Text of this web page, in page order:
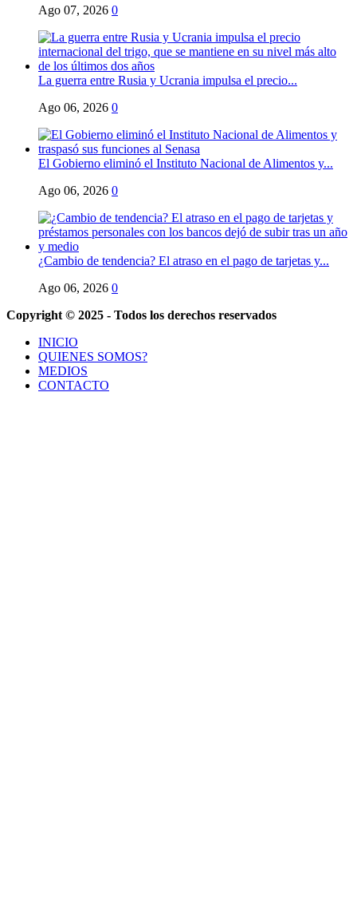
Ago 07, 2026 0
La guerra entre Rusia y Ucrania impulsa el precio...
Ago 06, 2026 0
El Gobierno eliminó el Instituto Nacional de Alimentos y...
Ago 06, 2026 0
¿Cambio de tendencia? El atraso en el pago de tarjetas y...
Ago 06, 2026 0
Copyright © 2025 - Todos los derechos reservados
INICIO
QUIENES SOMOS?
MEDIOS
CONTACTO